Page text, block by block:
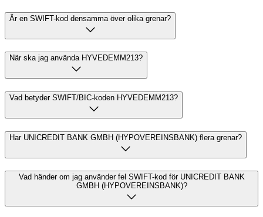
Är en SWIFT-kod densamma över olika grenar?
När ska jag använda HYVEDEMM213?
Vad betyder SWIFT/BIC-koden HYVEDEMM213?
Har UNICREDIT BANK GMBH (HYPOVEREINSBANK) flera grenar?
Vad händer om jag använder fel SWIFT-kod för UNICREDIT BANK
GMBH (HYPOVEREINSBANK)?